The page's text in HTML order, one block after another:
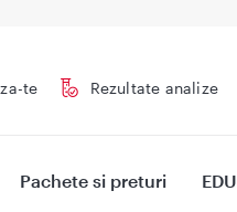
te Rezultate analize
Pachete si preturi EDU